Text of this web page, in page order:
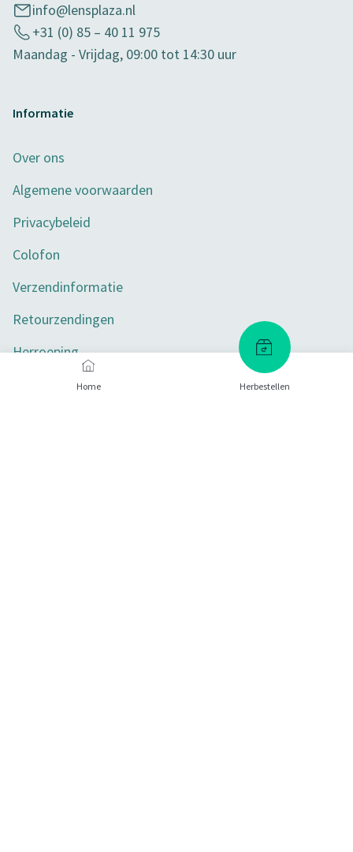
Home Herbestellen
info@lensplaza.nl
+31 (0) 85 – 40 11 975
Maandag - Vrijdag, 09:00 tot 14:30 uur
Informatie
Over ons
Algemene voorwaarden
Privacybeleid
Colofon
Verzendinformatie
Retourzendingen
Herroeping
Toegankelijkheid